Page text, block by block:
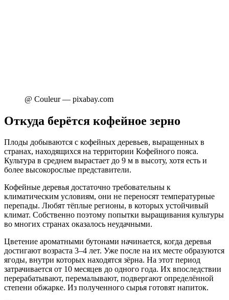
@ Couleur — pixabay.com
Откуда берётся кофейное зерно
Плоды добываются с кофейных деревьев, выращенных в
странах, находящихся на территории Кофейного пояса.
Культура в среднем вырастает до 9 м в высоту, хотя есть и
более высокорослые представители.
Кофейные деревья достаточно требовательны к
климатическим условиям, они не переносят температурные
перепады. Любят тёплые регионы, в которых устойчивый
климат. Собственно поэтому попытки выращивания культуры
во многих странах оказалось неудачными.
Цветение ароматными бутонами начинается, когда деревья
достигают возраста 3–4 лет. Уже после на их месте образуются
ягоды, внутри которых находятся зёрна. На этот период
затрачивается от 10 месяцев до одного года. Их впоследствии
перерабатывают, перемалывают, подвергают определённой
степени обжарке. Из полученного сырья готовят напиток.